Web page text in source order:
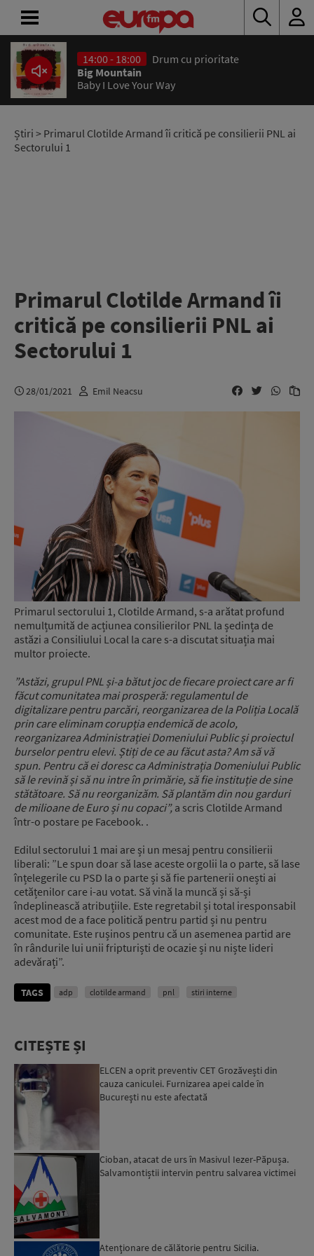
14:00 - 18:00
Drum cu prioritate
Big Mountain
Baby I Love Your Way
Știri > Primarul Clotilde Armand îi critică pe consilierii PNL ai
Sectorului 1
Primarul Clotilde Armand îi
critică pe consilierii PNL ai
Sectorului 1
28/01/2021 Emil Neacsu
Primarul sectorului 1, Clotilde Armand, s-a arătat profund
nemulțumită de acțiunea consilierilor PNL la ședința de
astăzi a Consiliului Local la care s-a discutat situația mai
multor proiecte.
”Astăzi, grupul PNL și-a bătut joc de fiecare proiect care ar fi
făcut comunitatea mai prosperă: regulamentul de
digitalizare pentru parcări, reorganizarea de la Poliția Locală
prin care eliminam corupția endemică de acolo,
reorganizarea Administrației Domeniului Public și proiectul
burselor pentru elevi. Știți de ce au făcut asta? Am să vă
spun. Pentru că ei doresc ca Administrația Domeniului Public
să le revină și să nu intre în primărie, să fie instituție de sine
stătătoare. Să nu reorganizăm. Să plantăm din nou garduri
de milioane de Euro și nu copaci”, a scris Clotilde Armand
într-o postare pe Facebook. .
Edilul sectorului 1 mai are și un mesaj pentru consilierii
liberali: ”Le spun doar să lase aceste orgolii la o parte, să lase
înțelegerile cu PSD la o parte și să fie partenerii onești ai
cetățenilor care i-au votat. Să vină la muncă și să-și
îndeplinească atribuțiile. Este regretabil și total iresponsabil
acest mod de a face politică pentru partid și nu pentru
comunitate. Este rușinos pentru că un asemenea partid are
în rândurile lui unii fripturiști de ocazie și nu niște lideri
adevărați”.
TAGS adp clotilde armand pnl stiri interne
CITEȘTE ȘI
ELCEN a oprit preventiv CET Grozăvești din
cauza caniculei. Furnizarea apei calde în
Bucureşti nu este afectată
Cioban, atacat de urs în Masivul Iezer-Păpușa.
Salvamontiștii intervin pentru salvarea victimei
Atenţionare de călătorie pentru Sicilia.
ACASĂ
ȘTIRI
RADIO